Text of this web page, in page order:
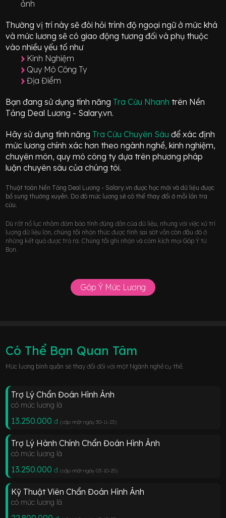
ảnh
Thường vị trí này sẽ đòi hỏi trình độ ngoại ngữ ở mứckhá
và mức lương sẽ có giao động tương đối và phụ thuộc
vào nhiều yếu tố như
Kinh Nghiệm
Quy Mô Công Ty
Địa Điểm
Bạn đang sử dụng tính năng Tra Cứu Nhanh trên Nền
Tảng Deal Lương - Salary.vn.
Hãy sử dụng tính năng Tra Cứu Chuyên Sâuđể xác định
mức lương chính xác hơn theo ngành nghề, kinh nghiệm,
chuyên môn, quy mô công ty dựa trên phương pháp
luận chuyên sâu của chúng tôi.
Thuật toán Nền Tảng Deal Lương - Salary.vn được học mới và dữ liệu được
bổ sung thường xuyên. Do đó mức lương sẽ có thể thay đổi ở mỗi lần tra
cứu.
Dù rất nổ lực nhằm đảm bảo tính đúng đắn của dữ liệu, nhưng với việc xử trí
lượng dữ liệu lớn, chúng tôi nhận thức được tính sai sót vẫn còn đâu đó ở
những kết quả được trả ra. Chúng tôi ghi nhận và cảm kích mọi Góp Ý từ
Bạn.
Góp Ý Mức Lương
Có Thể Bạn Quan Tâm
Mức lương bình quân sẽ thay đổi đối với một Ngành nghề cụ thể.
Trợ Lý Chẩn Đoán Hình Ảnh
có mức lương là
13.250.000 đ (cập nhật ngày 30-11-23)
Trợ Lý Hành Chính Chẩn Đoán Hình Ảnh
có mức lương là
13.250.000 đ (cập nhật ngày 03-10-25)
Kỹ Thuật Viên Chẩn Đoán Hình Ảnh
có mức lương là